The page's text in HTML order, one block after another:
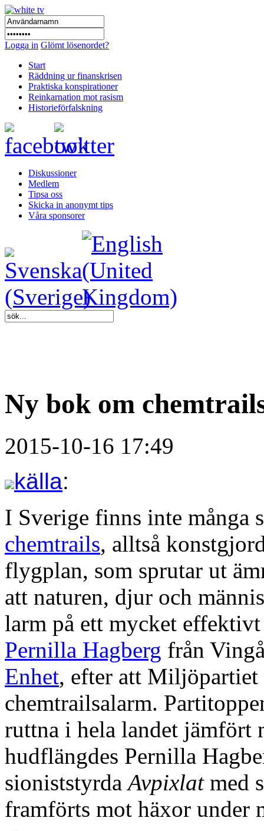
Logga in Glömt lösenordet?
Start
Räddning ur finanskrisen
Praktiska konspirationer
Reinkarnation mot rasism
Historieförfalskning
Diskussioner
Medlem
Tipsa oss
Skicka in anonymt tips
Våra sponsorer
Ny bok om
2015-10-16 17:49
källa:
I Sverige finns inte många
chemtrails, alltså
flygplan, som sprutar ut
att naturen, djur och
larm på ett mycket
Pernilla Hagberg från
Enhet, efter att Miljöpartiet
chemtrailsalarm.
ruttna i hela landet jämfört
hudflängdes Pernilla
sioniststyrdaAvpixlatmed
framförts mot häxor under